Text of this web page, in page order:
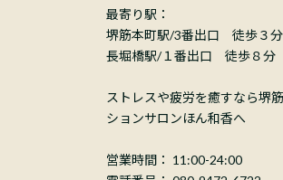
最寄り駅：
堺筋本町駅/3番出口 徒歩３分
長堀橋駅/１番出口 徒歩８分
ストレスや疲労を癒すなら堺
ションサロンほん和香へ
営業時間： 11:00-24:00